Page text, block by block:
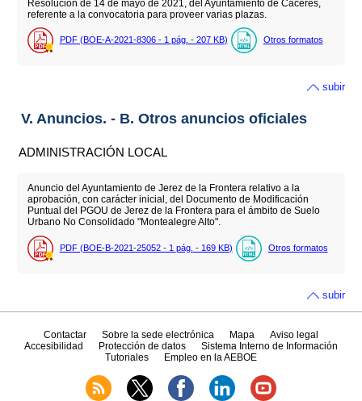
Resolución de 14 de mayo de 2021, del Ayuntamiento de Cáceres,
referente a la convocatoria para proveer varias plazas.
PDF (BOE-A-2021-8306 - 1 pág. - 207 KB) Otros formatos
subir
V. Anuncios. - B. Otros anuncios oficiales
ADMINISTRACIÓN LOCAL
Anuncio del Ayuntamiento de Jerez de la Frontera relativo a la
aprobación, con carácter inicial, del Documento de Modificación
Puntual del PGOU de Jerez de la Frontera para el ámbito de Suelo
Urbano No Consolidado "Montealegre Alto".
PDF (BOE-B-2021-25052 - 1 pág. - 169 KB) Otros formatos
subir
Contactar Sobre la sede electrónica Mapa
Aviso legal
Accesibilidad
Protección de datos
Sistema Interno de Información
Tutoriales
Empleo en la AEBOE